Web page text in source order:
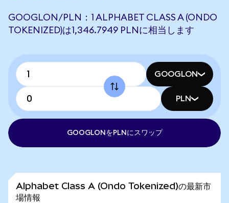
GOOGLON/PLN：1 ALPHABET CLASS A (ONDO
TOKENIZED)は1,346.7949 PLNに相当します
GOOGLON
PLN
GOOGLONをPLNにスワップ
Alphabet Class A (Ondo Tokenized)の最新市
場情報